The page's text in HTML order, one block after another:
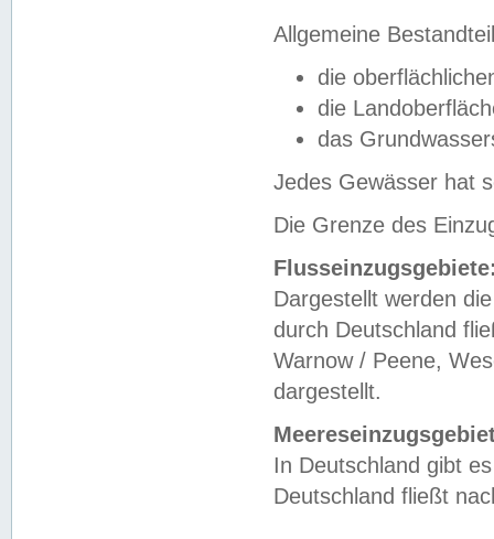
Allgemeine
die
die
das
Jedes Gewässer hat
Die Grenze des
Dargestellt werden
durch Deutschland
Warnow / Peene,
dargestellt.
In Deutschland gibt
Deutschland fließt